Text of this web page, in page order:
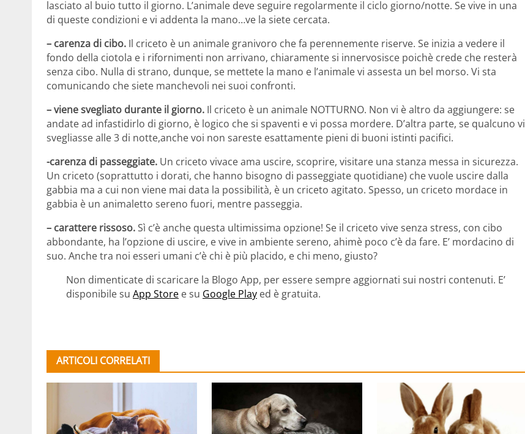
lasciato al buio tutto il giorno. L’animale deve seguire regolarmente il ciclo giorno/notte. Se vive in una
di queste condizioni e vi addenta la mano…ve la siete cercata.
– carenza di cibo. Il criceto è un animale granivoro che fa perennemente riserve. Se inizia a vedere il
fondo della ciotola e i rifornimenti non arrivano, chiaramente si innervosisce poichè crede che resterà
senza cibo. Nulla di strano, dunque, se mettete la mano e l’animale vi assesta un bel morso. Vi sta
comunicando che siete manchevoli nei suoi confronti.
– viene svegliato durante il giorno. Il criceto è un animale NOTTURNO. Non vi è altro da aggiungere: se
andate ad infastidirlo di giorno, è logico che si spaventi e vi possa mordere. D’altra parte, se qualcuno vi
svegliasse alle 3 di notte,anche voi non sareste esattamente pieni di buoni istinti pacifici.
-carenza di passeggiate. Un criceto vivace ama uscire, scoprire, visitare una stanza messa in sicurezza.
Un criceto (soprattutto i dorati, che hanno bisogno di passeggiate quotidiane) che vuole uscire dalla
gabbia ma a cui non viene mai data la possibilità, è un criceto agitato. Spesso, un criceto mordace in
gabbia è un animaletto sereno fuori, mentre passeggia.
– carattere rissoso.Sì c’è anche questa ultimissima opzione! Se il criceto vive senza stress, con cibo
abbondante, ha l’opzione di uscire, e vive in ambiente sereno, ahimè poco c’è da fare. E’ mordacino di
suo. Anche tra noi esseri umani c’è chi è più placido, e chi meno, giusto?
Non dimenticate di scaricare la Blogo App, per essere sempre aggiornati sui nostri contenuti. E’
disponibile su App Store e su Google Play ed è gratuita.
ARTICOLI CORRELATI